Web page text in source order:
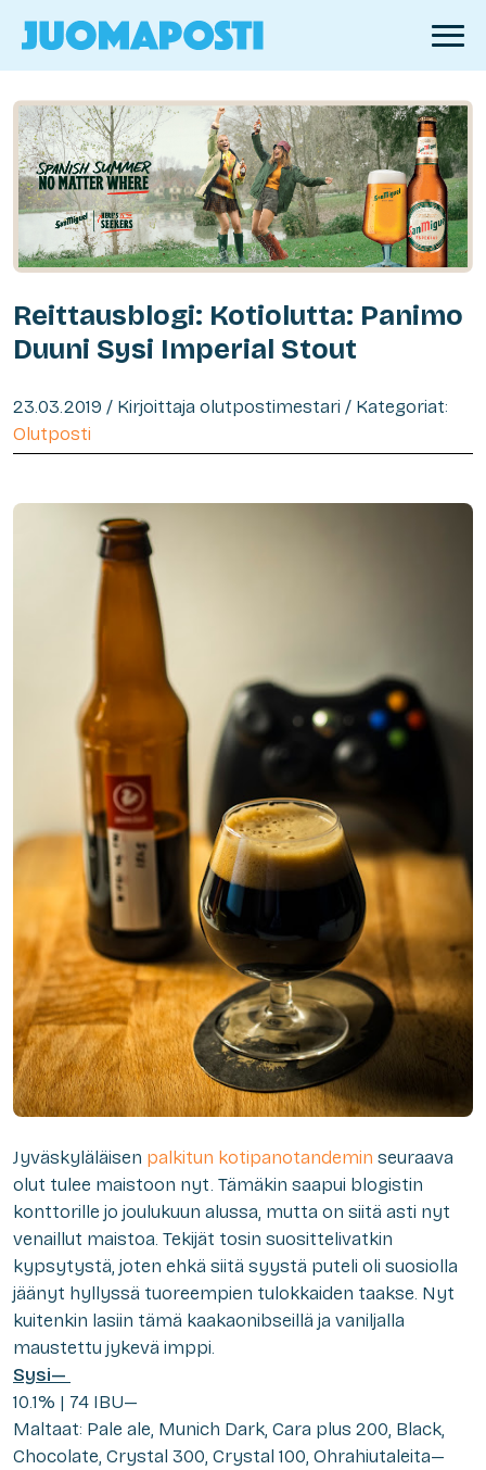
Reittausblogi: Kotiolutta: Panimo
Duuni Sysi Imperial Stout
23.03.2019 / Kirjoittaja olutpostimestari / Kategoriat:
Olutposti
Jyväskyläläisen palkitun kotipanotandemin seuraava
olut tulee maistoon nyt. Tämäkin saapui blogistin
konttorille jo joulukuun alussa, mutta on siitä asti nyt
venaillut maistoa. Tekijät tosin suosittelivatkin
kypsytystä, joten ehkä siitä syystä puteli oli suosiolla
jäänyt hyllyssä tuoreempien tulokkaiden taakse. Nyt
kuitenkin lasiin tämä kaakaonibseillä ja vaniljalla
maustettu jykevä imppi.
Sysi—
10.1% | 74 IBU—
Maltaat: Pale ale, Munich Dark, Cara plus 200, Black,
Chocolate, Crystal 300, Crystal 100, Ohrahiutaleita—